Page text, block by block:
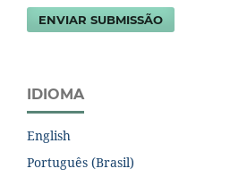
ENVIAR SUBMISSÃO
IDIOMA
English
Português (Brasil)